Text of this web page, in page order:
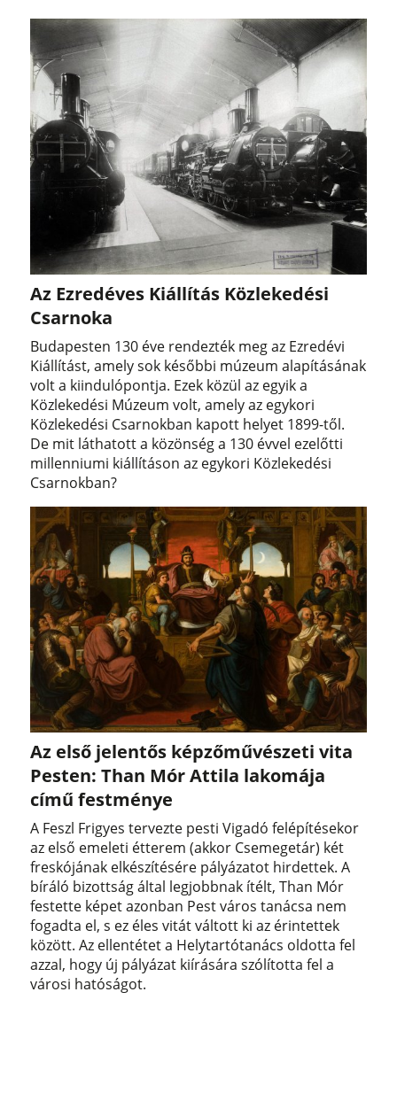
Az Ezredéves Kiállítás Közlekedési
Csarnoka
Budapesten 130 éve rendezték meg az Ezredévi
Kiállítást, amely sok későbbi múzeum alapításának
volt a kiindulópontja. Ezek közül az egyik a
Közlekedési Múzeum volt, amely az egykori
Közlekedési Csarnokban kapott helyet 1899-től.
De mit láthatott a közönség a 130 évvel ezelőtti
millenniumi kiállításon az egykori Közlekedési
Csarnokban?
Az első jelentős képzőművészeti vita
Pesten: Than Mór Attila lakomája
című festménye
A Feszl Frigyes tervezte pesti Vigadó felépítésekor
az első emeleti étterem (akkor Csemegetár) két
freskójának elkészítésére pályázatot hirdettek. A
bíráló bizottság által legjobbnak ítélt, Than Mór
festette képet azonban Pest város tanácsa nem
fogadta el, s ez éles vitát váltott ki az érintettek
között. Az ellentétet a Helytartótanács oldotta fel
azzal, hogy új pályázat kiírására szólította fel a
városi hatóságot.